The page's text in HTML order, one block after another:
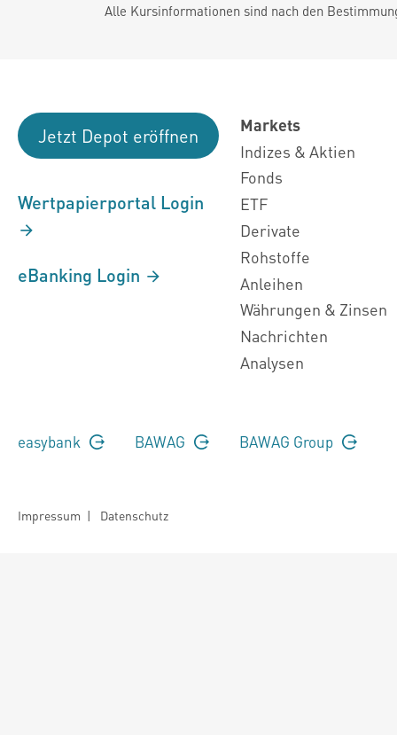
Alle Kursinformationen sind nach den
Jetzt Depot eröffnen
Wertpapierportal Login
eBanking Login
Markets
Indizes & Aktien
Fonds
ETF
Derivate
Rohstoffe
Anleihen
Währungen & Zinsen
Nachrichten
Analysen
easybank BAWAG BAWAG Group
Impressum | Datenschutz